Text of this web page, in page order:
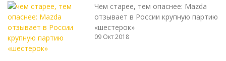
Чем старее, тем опаснее: Mazda
отзывает в России крупную партию
«шестерок»
09 Окт 2018